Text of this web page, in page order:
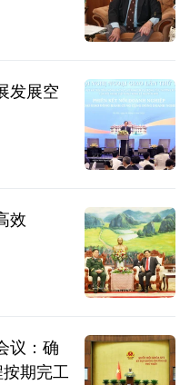
发展空
效
议：确
期完工